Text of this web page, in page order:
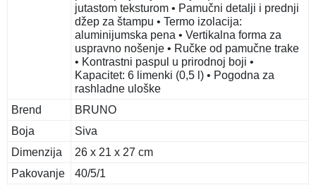
jutastom teksturom • Pamučni detalji i prednji
džep za štampu • Termo izolacija:
aluminijumska pena • Vertikalna forma za
uspravno nošenje • Ručke od pamučne trake
• Kontrastni paspul u prirodnoj boji •
Kapacitet: 6 limenki (0,5 l) • Pogodna za
rashladne uloške
Brend
BRUNO
Boja
Siva
Dimenzija
26 x 21 x 27 cm
Pakovanje
40/5/1